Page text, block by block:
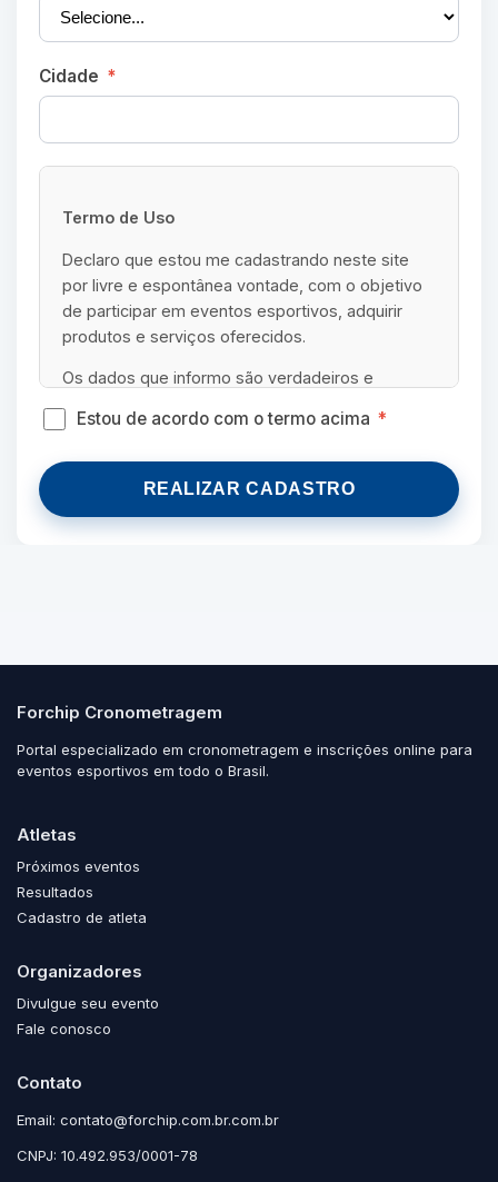
Cidade *
Termo de Uso
Declaro que estou me cadastrando neste site
por livre e espontânea vontade, com o objetivo
de participar em eventos esportivos, adquirir
produtos e serviços oferecidos.
Os dados que informo são verdadeiros e
mesmos, perante a lei.
produtos oferecidos no site possuem uma taxa
agregada para cobrir custos, tais como
podendo tal ato ocorrer antes, durante ou depois
hipótese de cancelamento ou adiamento do
mesmo, será de responsabilidade exclusiva do
organizador o consequente reembolso, bem
Autorizo a utilização de meus dados cadastrais,
sabendo que meus dados cadastrais serão
respeitados.
Estou de acordo com o termo acima *
REALIZAR CADASTRO
Forchip Cronometragem
Portal especializado em cronometragem e inscrições online para
eventos esportivos em todo o Brasil.
Atletas
Próximos eventos
Resultados
Cadastro de atleta
Organizadores
Divulgue seu evento
Fale conosco
Contato
Email: contato@forchip.com.br.com.br
CNPJ: 10.492.953/0001-78